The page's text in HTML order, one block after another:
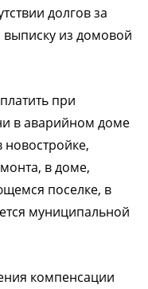
долгов за
из домовой
при
в аварийном доме
в доме,
поселке, в
муниципальной
компенсации